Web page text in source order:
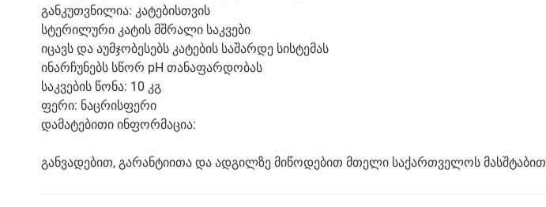
განკუთვნილია: კატებისთვის
სტერილური კატის მშრალი საკვები
იცავს და აუმჯობესებს კატების საშარდე სისტემას
ინარჩუნებს სწორ pH თანაფარდობას
საკვების წონა: 10 კგ
ფერი: ნაცრისფერი
დამატებითი ინფორმაცია:
განვადებით, გარანტიითა და ადგილზე მიწოდებით მთელი საქართველოს მასშტაბით